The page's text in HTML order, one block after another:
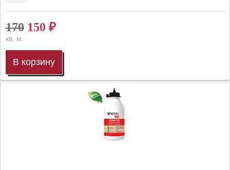
170 150 ₽
кв. м.
В корзину